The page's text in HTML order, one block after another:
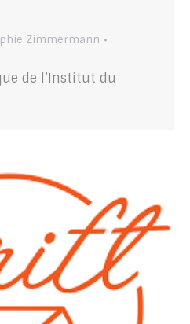
Zimmermann
de l’Institut du